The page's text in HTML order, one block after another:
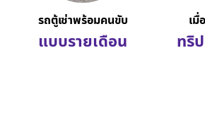
รถตู้เช่าพร้อมคนขับ
แบบรายเดือน
เมื่
ทริ